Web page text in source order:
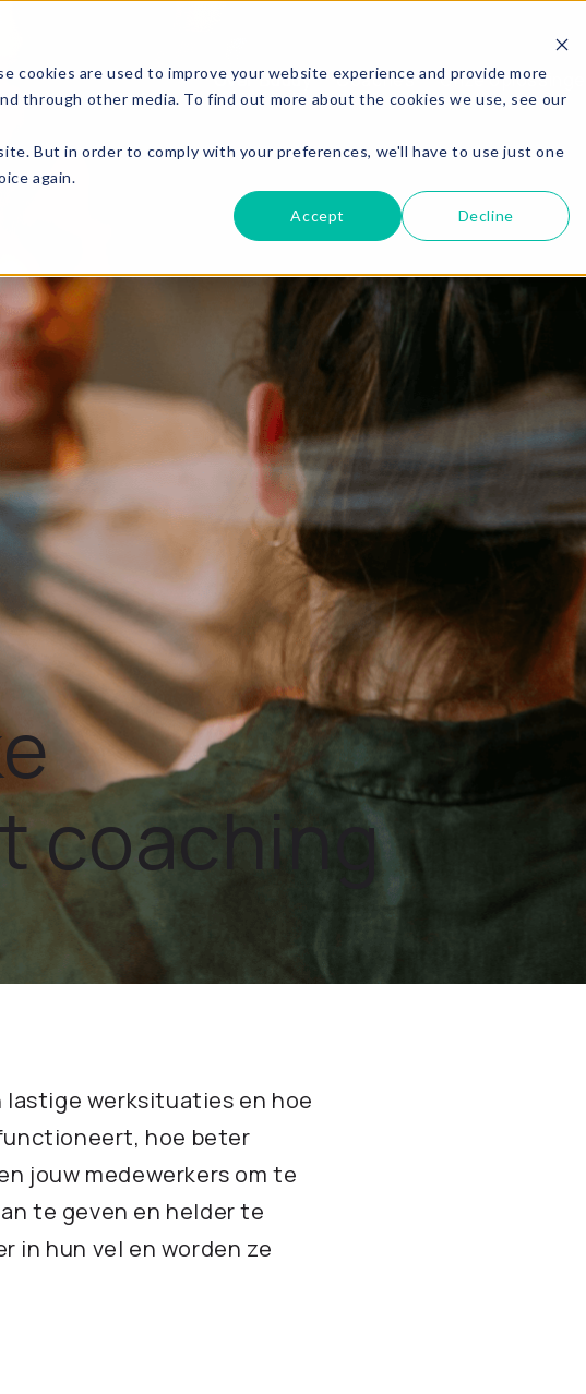
cookies are used to improve your website experience and provide more
through other media. To find out more about the cookies we use, see our
But in order to comply with your preferences, we'll have to use just one
again.
Accept Decline
Over Buddy Coaches Onze oplossingen
coaching
lastige werksituaties en hoe
hoe beter
jouw medewerkers om te
te geven en helder te
in hun vel en worden ze